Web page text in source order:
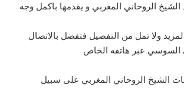
الروحاني المغربي و يقدمها باكمل وجه
ولا تمل من التفصيل فتفضل بالاتصال
السوسي عبر هاتفه الخاص
الشيخ الروحاني المغربي على سبيل